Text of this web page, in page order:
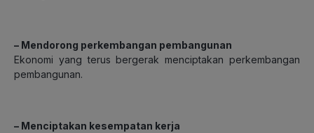
– Mendorong perkembangan pembangunan
Ekonomi yang terus bergerak menciptakan perkembangan
pembangunan.
– Menciptakan kesempatan kerja